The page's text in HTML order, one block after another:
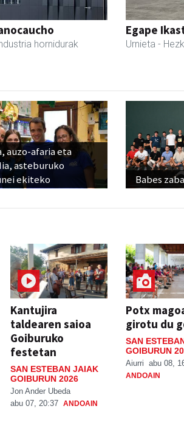
hornidurak
Egape
Urnieta -
auzo-afaria eta
asteburuko
ekiteko
Babes
Kantujira
taldearen saioa
Goiburuko
festetan
SAN ESTEBAN JAIAK
GOIBURUN 2026
Jon Ander Ubeda
abu 07, 20:37 ANDOAIN
Potx
girotu du
SAN
GOIBURUN
Aiurri abu 08,
ANDOAIN